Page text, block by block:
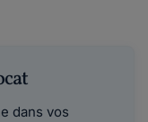
dans vos